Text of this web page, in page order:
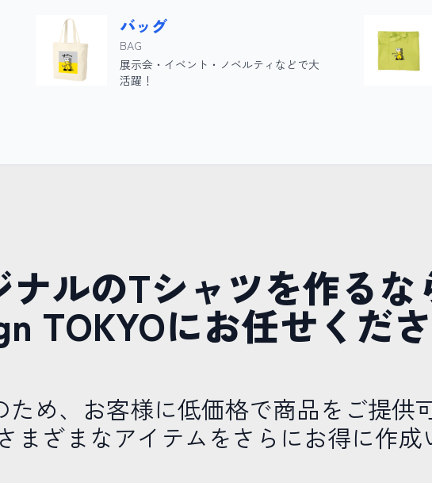
バッグ
BAG
展示会・イベント・ノベルティなどで大
活躍！
ルのTシャツを作るな
TOKYOにお任せくだ
め、お客様に低価格で商品をご提供
まざまなアイテムをさらにお得に作成